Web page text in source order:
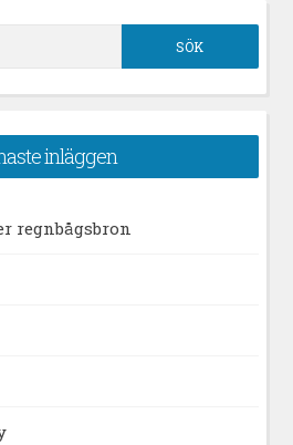
efter:
inläggen
regnbågsbron